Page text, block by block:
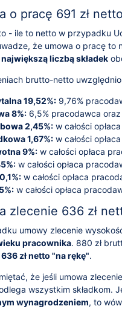
o pracę 691 zł
- ile to netto w przypadku
że umowa o pracę to
największą liczbą składek
brutto-netto
19,52%: 9,76%
8%: 6,5% pracodawca
2,45%: w całości
1,67%: w całości
9%: w całości opłaca
w całości opłaca
w całości opłaca
w całości opłaca
zlecenie 636 zł
umowy zlecenie
pracownika. 880 zł
zł netto "na rękę".
że jeśli umowa
wszystkim składkom.
wynagrodzeniem, to